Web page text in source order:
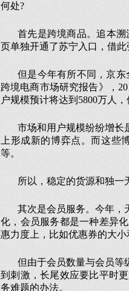
何处?
首先是跨境商品。追本
页单独开通了苏宁入口，借
但是今年有所不同，京东
跨境电商市场研究报告》，
户规模预计将达到5800万人
市场和用户规模纷纷增长
上形成新的博弈点。而这
等。
所以，稳定的货源和独一
其次是会员服务。今年，
化，会员服务都是一种差异
惠力度上，比如优惠券的大小
但由于会员数量与会员等
到刺激，长尾效应要比平时
务难题的办法。